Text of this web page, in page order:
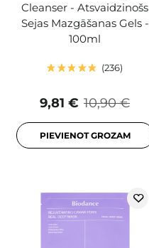
Cleanser - Atsvaidzinošs
Sejas Mazgāšanas Gels -
100ml
236
10,90 €
9,81 €
PIEVIENOT GROZAM